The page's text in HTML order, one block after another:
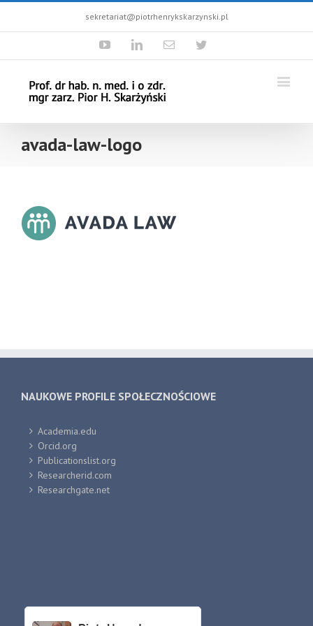
sekretariat@piotrhenrykskarzynski.pl
YoutubeLinkedinEmail Twitter
avada-law-logo
NAUKOWE PROFILE SPOŁECZNOŚCIOWE
Academia.edu
Orcid.org
Publicationslist.org
Researcherid.com
Researchgate.net